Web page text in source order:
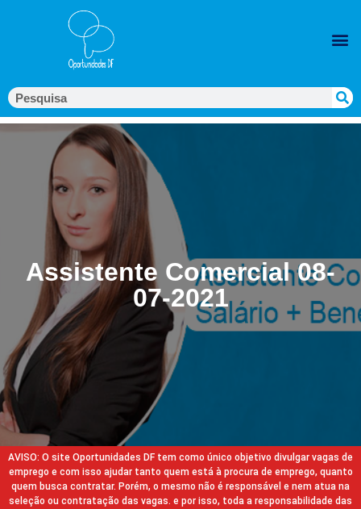
Assistente Comercial 08-
07-2021
AVISO: O site Oportunidades DF tem como único objetivo divulgar vagas de
emprego e com isso ajudar tanto quem está à procura de emprego, quanto
quem busca contratar. Porém, o mesmo não é responsável e nem atua na
seleção ou contratação das vagas. e por isso, toda a responsabilidade das